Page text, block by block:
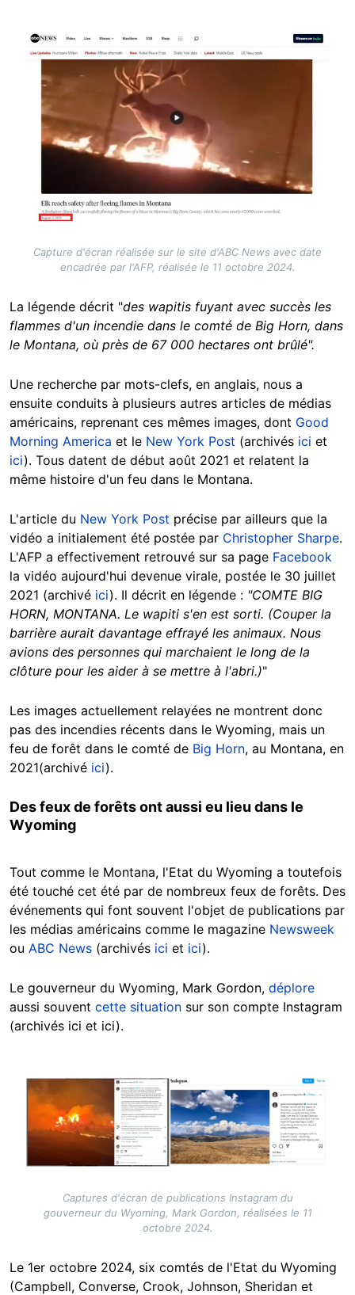
Image
Capture d'écran réalisée sur le site d'ABC News avec date
encadrée par l'AFP, réalisée le 11 octobre 2024.
La légende décrit "des wapitis fuyant avec succès les
flammes d'un incendie dans le comté de Big Horn, dans
le Montana, où près de 67 000 hectares ont brûlé".
Une recherche par mots-clefs, en anglais, nous a
ensuite conduits à plusieurs autres articles de médias
américains, reprenant ces mêmes images, dont Good
Morning America et le New York Post (archivés ici et
ici). Tous datent de début août 2021 et relatent la
même histoire d'un feu dans le Montana.
L'article du New York Post précise par ailleurs que la
vidéo a initialement été postée par Christopher Sharpe.
L'AFP a effectivement retrouvé sur sa page Facebook
la vidéo aujourd'hui devenue virale, postée le 30 juillet
2021 (archivé ici). Il décrit en légende : "COMTE BIG
HORN, MONTANA. Le wapiti s'en est sorti. (Couper la
barrière aurait davantage effrayé les animaux. Nous
avions des personnes qui marchaient le long de la
clôture pour les aider à se mettre à l'abri.)"
Les images actuellement relayées ne montrent donc
pas des incendies récents dans le Wyoming, mais un
feu de forêt dans le comté de Big Horn, au Montana, en
2021(archivé ici).
Des feux de forêts ont aussi eu lieu dans le
Wyoming
Tout comme le Montana, l'Etat du Wyoming a toutefois
été touché cet été par de nombreux feux de forêts. Des
événements qui font souvent l'objet de publications par
les médias américains comme le magazine Newsweek
ou ABC News (archivés ici et ici).
Le gouverneur du Wyoming, Mark Gordon, déplore
aussi souvent cette situation sur son compte Instagram
(archivés ici et ici).
Image
Captures d'écran de publications Instagram du
gouverneur du Wyoming, Mark Gordon, réalisées le 11
octobre 2024.
Le 1er octobre 2024, six comtés de l'Etat du Wyoming
(Campbell, Converse, Crook, Johnson, Sheridan et